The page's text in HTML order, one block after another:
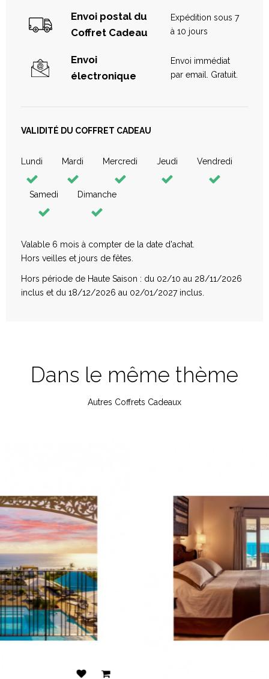
Notre masseuse professionnelle vous invite à un moment
heures de votre convenance. Les massages en DUO se
BOUTEILLE DE CHAMPAGNE TAITTINGER
BOUQUET DE FLEURS FRAÎCHES
en chambre à l'arrivée de vos invités
Envoi postal du
Coffret Cadeau
Expédition sous 7
à 10 jours
Envoi
électronique
Envoi immédiat
par email. Gratuit.
VALIDITÉ DU COFFRET CADEAU
Lundi Mardi Mercredi Jeudi Vendredi
Samedi Dimanche
Valable 6 mois à compter de la date d'achat.
Hors veilles et jours de fêtes.
Hors période de Haute Saison : du 02/10 au 28/11/2026
inclus et du 18/12/2026 au 02/01/2027 inclus.
Dans le même thème
Autres Coffrets Cadeaux